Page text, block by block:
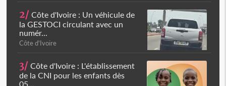
2/ Côte d'Ivoire : Un véhicule de
la GESTOCI circulant avec un
numér...
Côte d'Ivoire
3/ Côte d'Ivoire : L'établissement
de la CNI pour les enfants dès
05...